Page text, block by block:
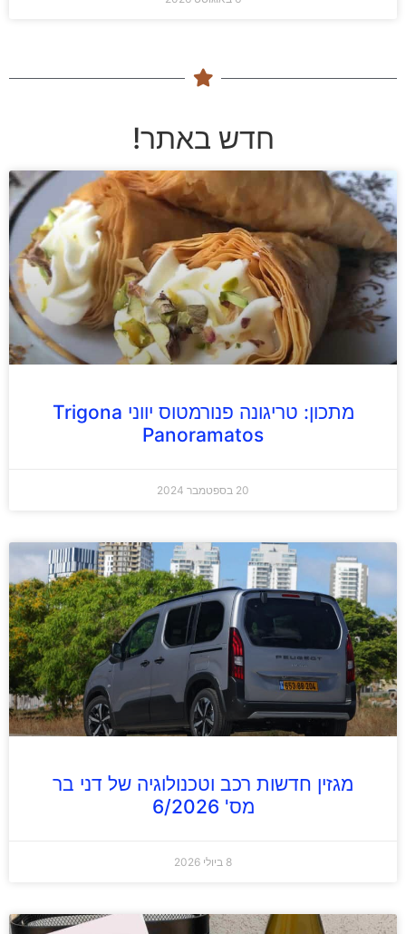
חדש באתר!
מתכון: טריגונה פנורמטוס יווני Trigona
Panoramatos
20 בספטמבר 2024
מגזין חדשות רכב וטכנולוגיה של דני בר
מס' 6/2026
8 ביולי 2026